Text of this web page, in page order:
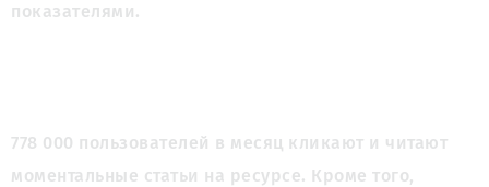
778 000 пользователей в месяц кликают и читают
моментальные статьи на ресурсе. Кроме того,